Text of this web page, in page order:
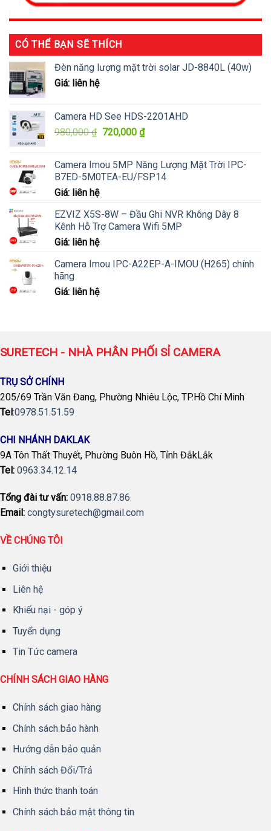
CÓ THỂ BẠN SẼ THÍCH
Đèn năng lượng mặt trời solar JD-8840L (40w)
Giá: liên hệ
Camera HD See HDS-2201AHD
980,000₫ Giá
980,000 ₫.
720,000 ₫Giá
là:
720,000 ₫.
Camera Imou 5MP Năng Lượng Mặt Trời IPC-
B7ED-5M0TEA-EU/FSP14
Giá: liên hệ
EZVIZ X5S-8W – Đầu Ghi NVR Không Dây 8
Kênh Hỗ Trợ Camera Wifi 5MP
Giá: liên hệ
Camera Imou IPC-A22EP-A-IMOU (H265) chính
hãng
Giá: liên hệ
SURETECH - NHÀ PHÂN PHỐI SỈ CAMERA
TRỤ SỞ CHÍNH
205/69 Trần Văn Đang, Phường Nhiêu Lộc, TP.Hồ Chí Minh
Tel:0978.51.51.59
CHI NHÁNH DAKLAK
9A Tôn Thất Thuyết, Phường Buôn Hồ, Tỉnh ĐắkLắk
Tel: 0963.34.12.14
Tổng đài tư vấn: 0918.88.87.86
Email: congtysuretech@gmail.com
VỀ CHÚNG TÔI
Giới thiệu
Liên hệ
Khiếu nại - góp ý
Tuyển dụng
Tin Tức camera
CHÍNH SÁCH GIAO HÀNG
Chính sách giao hàng
Chính sách bảo hành
Hướng dẫn bảo quản
Chính sách Đổi/Trả
Hình thức thanh toán
Chính sách bảo mật thông tin